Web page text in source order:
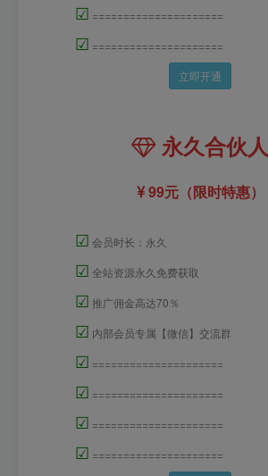
☑ =====================
☑ =====================
立即开通
永久合伙人
99元（限时特惠）
☑ 会员时长：永久
☑ 全站资源永久免费获取
☑ 推广佣金高达70％
☑ 内部会员专属【微信】交流群
☑ =====================
☑ =====================
☑ =====================
☑ =====================